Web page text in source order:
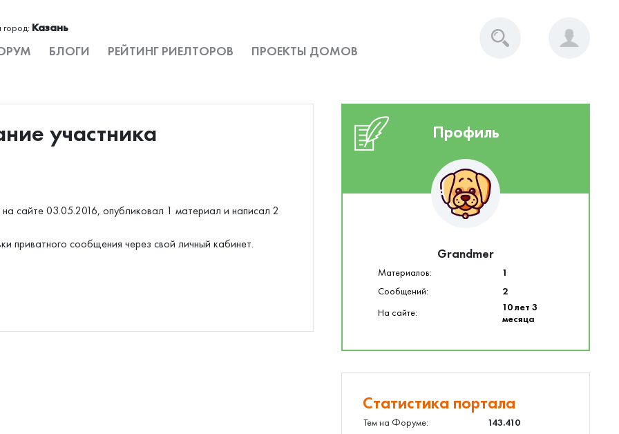
город: Казань
БЛОГИ РЕЙТИНГ РИЕЛТОРОВ ПРОЕКТЫ ДОМОВ
участника
сайте 03.05.2016, опубликовал 1 материал и написал 2
приватного сообщения через свой личный кабинет.
Профиль
Grandmer
Материалов:
1
Сообщений:
2
На сайте:
10 лет 3
месяца
Статистика портала
Тем на Форуме:
143.410